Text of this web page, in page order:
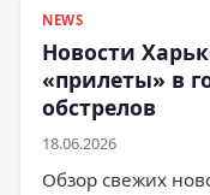
NEWS
Новости
«прилеты» в
обстрелов
18.06.2026
Обзор свежих